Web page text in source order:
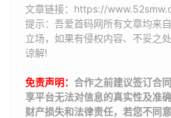
文章链接： https://
提示：吾爱首码网所有文章均来
立场，如果有侵权内容、不妥之
谅解!
免责声明： 合作之前建议签订合
享平台无法对信息的真实性及准
财产损失和法律责任，若您不同